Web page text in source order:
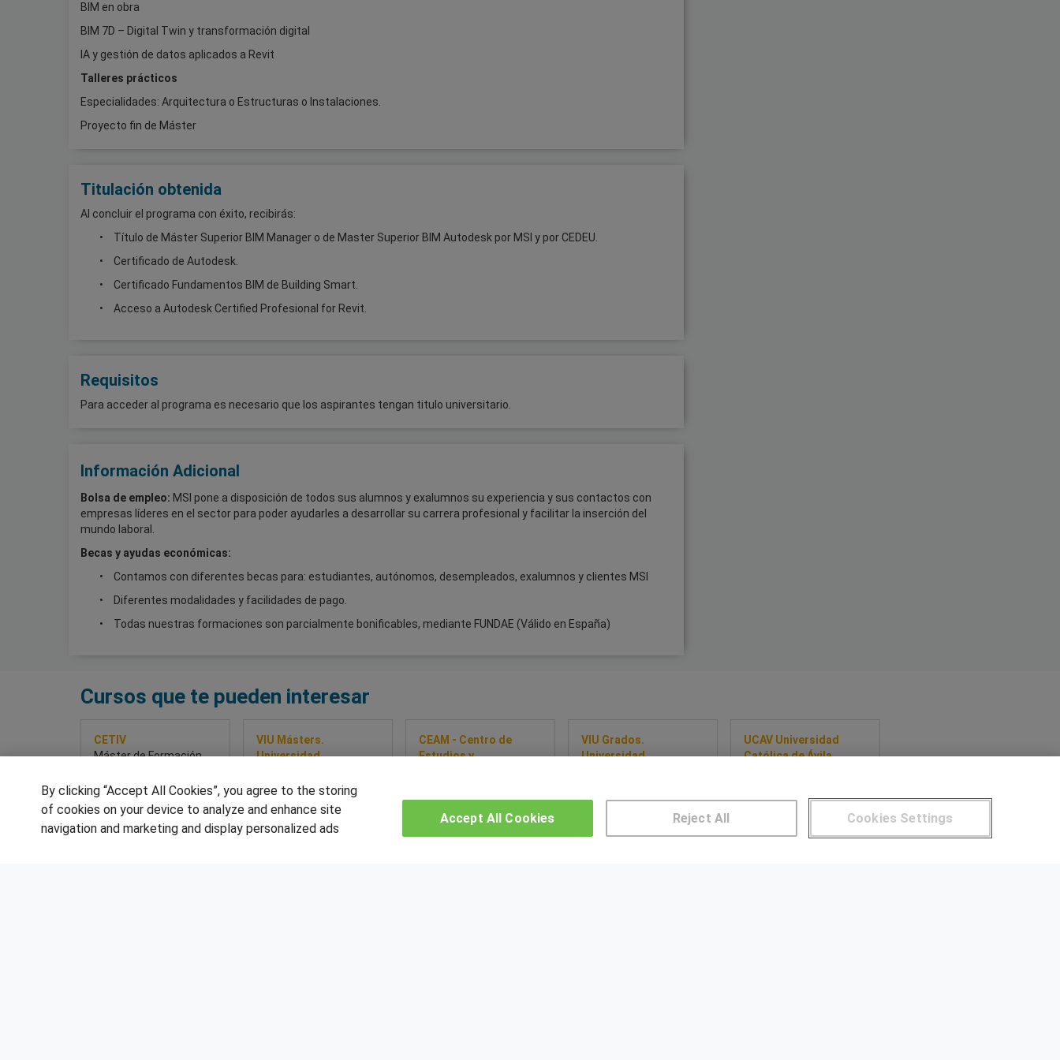
BIM en obra
BIM 7D – Digital Twin y transformación digital
IA y gestión de datos aplicados a Revit
Talleres prácticos
Especialidades: Arquitectura o Estructuras o Instalaciones.
Proyecto fin de Máster
Titulación obtenida
Al concluir el programa con éxito, recibirás:
Título de Máster Superior BIM Manager o de Master Superior BIM Autodesk por MSI y por CEDEU.
Certificado de Autodesk.
Certificado Fundamentos BIM de Building Smart.
Acceso a Autodesk Certified Profesional for Revit.
Requisitos
Para acceder al programa es necesario que los aspirantes tengan titulo universitario.
Información Adicional
Bolsa de empleo: MSI pone a disposición de todos sus alumnos y exalumnos su experiencia y sus contactos con
empresas líderes en el sector para poder ayudarles a desarrollar su carrera profesional y facilitar la inserción del
mundo laboral.
Becas y ayudas económicas:
Contamos con diferentes becas para: estudiantes, autónomos, desempleados, exalumnos y clientes MSI
Diferentes modalidades y facilidades de pago.
Todas nuestras formaciones son parcialmente bonificables, mediante FUNDAE (Válido en España)
Cursos que te pueden interesar
CETIV
Máster de Formación
Dirección de Estaciones
de Inspección Técnica
de Vehículos
VIU Másters.
Universidad
Valencia
Máster Universitario en
Organización Industrial
CEAM - Centro de
Estudios y
Máster en Industria 4.0 y
transformación digital
(posibilidad de
VIU Grados.
Universidad
Grado en Ingeniería
UCAV Universidad
Católica de Ávila
Adaptación a Grado en
By clicking “Accept All Cookies”, you agree to the storing
of cookies on your device to analyze and enhance site
navigation and marketing and display personalized ads
Cookies Settings
Reject All
Accept All Cookies